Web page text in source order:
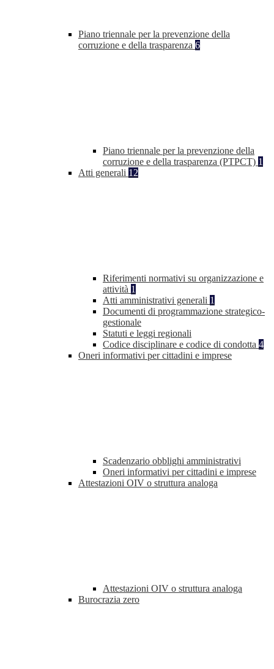
Piano triennale per la prevenzione della
corruzione e della trasparenza 6
Piano triennale per la prevenzione della
corruzione e della trasparenza (PTPCT) 1
Atti generali 12
Riferimenti normativi su organizzazione e
attività 1
Atti amministrativi generali 1
Documenti di programmazione strategico-
gestionale
Statuti e leggi regionali
Codice disciplinare e codice di condotta 4
Oneri informativi per cittadini e imprese
Scadenzario obblighi amministrativi
Oneri informativi per cittadini e imprese
Attestazioni OIV o struttura analoga
Attestazioni OIV o struttura analoga
Burocrazia zero